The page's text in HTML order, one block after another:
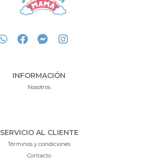
INFORMACIÓN
Nosotros
SERVICIO AL CLIENTE
Términos y condiciones
Contacto